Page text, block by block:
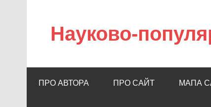
Науково-
ПРО АВТОРА ПРО САЙТ МАПА